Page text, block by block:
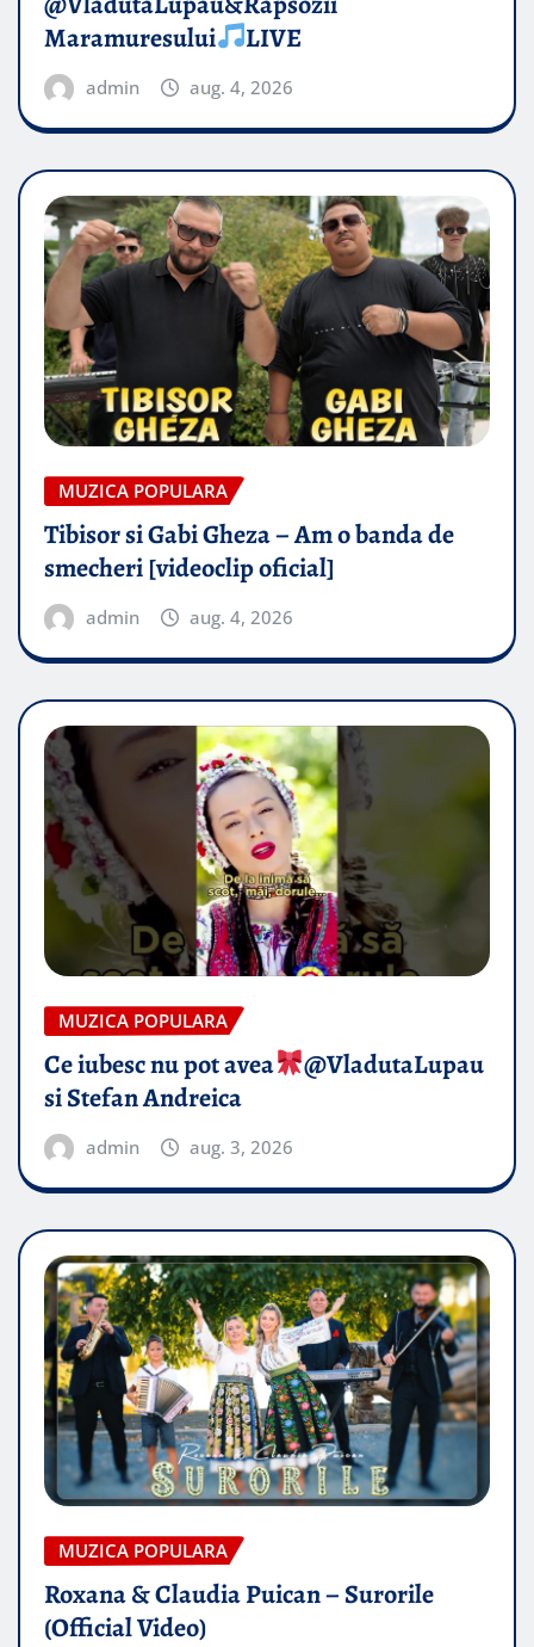
Maramuresului
LIVE
admin aug. 4, 2026
MUZICA POPULARA
Tibisor si Gabi Gheza – Am o banda de
smecheri [videoclip oficial]
admin aug. 4, 2026
MUZICA POPULARA
Ce iubesc nu pot avea
​@VladutaLupau
si Stefan Andreica
admin aug. 3, 2026
MUZICA POPULARA
Roxana & Claudia Puican – Surorile
(Official Video)